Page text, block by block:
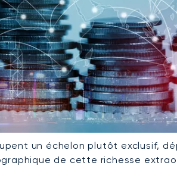
un échelon plutôt exclusif,
de cette richesse